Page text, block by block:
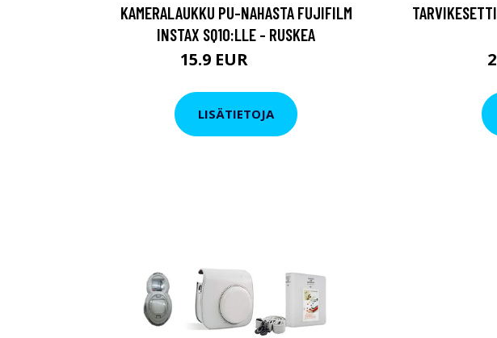
KAMERALAUKKU PU-NAHASTA FUJIFILM
INSTAX SQ10:LLE - RUSKEA
15.9 EUR
LISÄTIETOJA